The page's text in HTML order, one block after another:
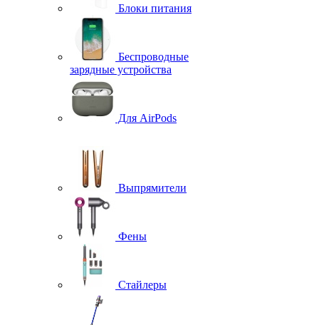
Блоки питания
Беспроводные
зарядные устройства
Для AirPods
Выпрямители
Фены
Стайлеры